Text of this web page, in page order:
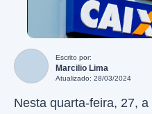
Escrito por:
Marcilio Lima
Atualizado: 28/03/2024
Nesta quarta-feira, 27, a